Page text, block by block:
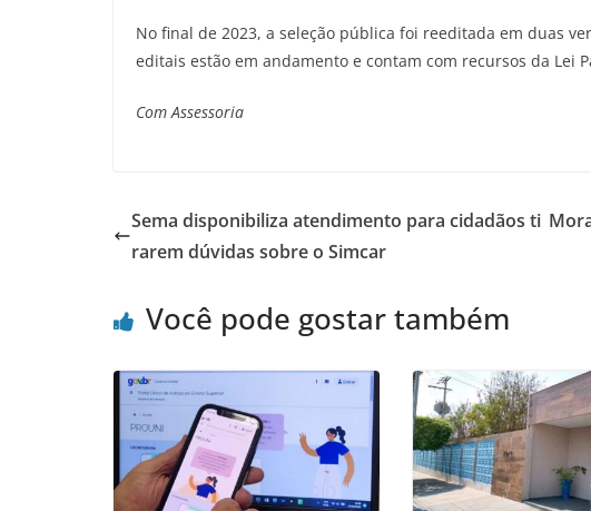
No final de 2023, a seleção pública foi reeditada em duas
editais estão em andamento e contam com recursos da Lei
Com Assessoria
Sema disponibiliza atendimento para cidadãos ti
rarem dúvidas sobre o Simcar
Você pode gostar também